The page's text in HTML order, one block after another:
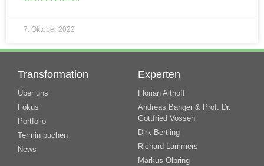
7. Oktober 2022
Transformation
Über uns
Fokus
Portfolio
Termin buchen
News
Experten
Florian Althoff
Andreas Banger & Prof. Dr.
Gottfried Vossen
Dirk Bertling
Richard Lammers
Markus Olbring